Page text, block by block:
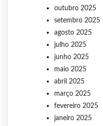
outubro 2025
setembro 2025
agosto 2025
julho 2025
junho 2025
maio 2025
abril 2025
março 2025
fevereiro 2025
janeiro 2025